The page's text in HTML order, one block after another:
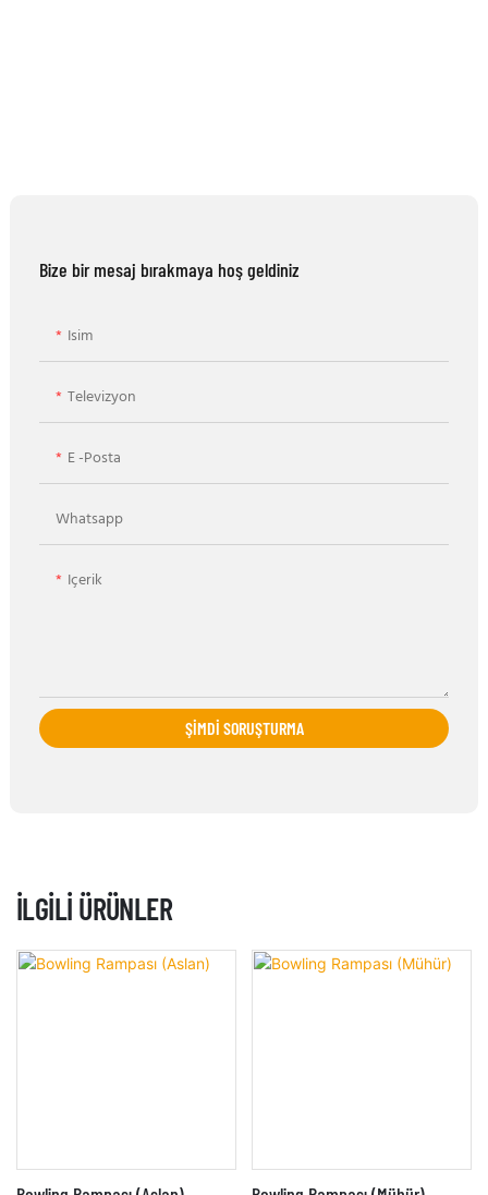
Bize bir mesaj bırakmaya hoş geldiniz
Isim
Televizyon
E -posta
Whatsapp
Içerik
ŞIMDI SORUŞTURMA
İLGILI ÜRÜNLER